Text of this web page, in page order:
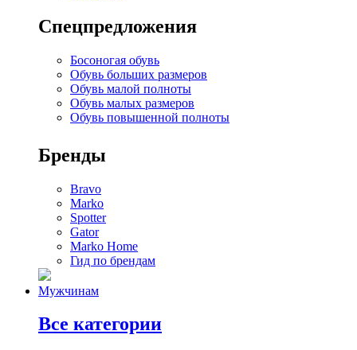
Спецпредложения
Босоногая обувь
Обувь больших размеров
Обувь малой полноты
Обувь малых размеров
Обувь повышенной полноты
Бренды
Bravo
Marko
Spotter
Gator
Marko Home
Гид по брендам
Мужчинам
Все категории